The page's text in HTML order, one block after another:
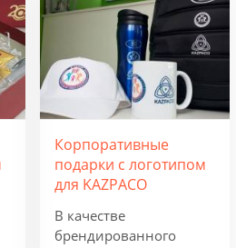
Корпоративные
подарки с логотипом
для KAZPACO
В качестве
брендированного